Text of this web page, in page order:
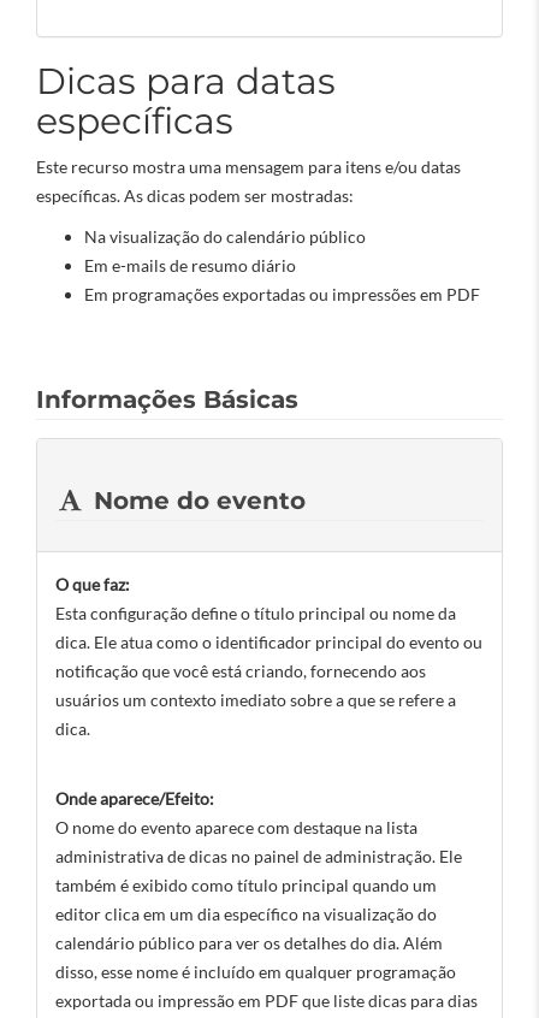
Dicas para datas
específicas
Este recurso mostra uma mensagem para itens e/ou datas
específicas. As dicas podem ser mostradas:
Na visualização do calendário público
Em e-mails de resumo diário
Em programações exportadas ou impressões em PDF
Informações Básicas
Nome do evento
O que faz:
Esta configuração define o título principal ou nome da
dica. Ele atua como o identificador principal do evento ou
notificação que você está criando, fornecendo aos
usuários um contexto imediato sobre a que se refere a
dica.
Onde aparece/Efeito:
O nome do evento aparece com destaque na lista
administrativa de dicas no painel de administração. Ele
também é exibido como título principal quando um
editor clica em um dia específico na visualização do
calendário público para ver os detalhes do dia. Além
disso, esse nome é incluído em qualquer programação
exportada ou impressão em PDF que liste dicas para dias